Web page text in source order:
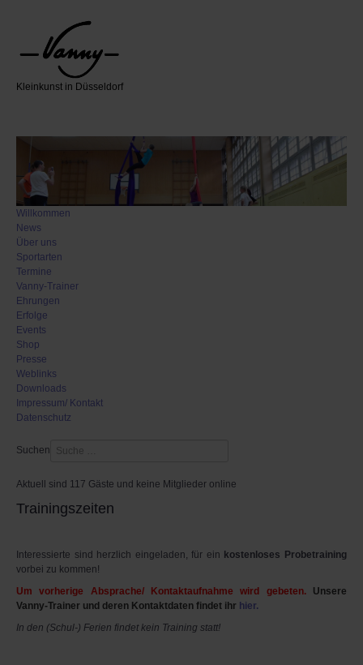
Kleinkunst in Düsseldorf
Willkommen
News
Über uns
Sportarten
Termine
Vanny-Trainer
Ehrungen
Erfolge
Events
Shop
Presse
Weblinks
Downloads
Impressum/ Kontakt
Datenschutz
Suchen
Aktuell sind 117 Gäste und keine Mitglieder online
Trainingszeiten
Interessierte sind herzlich eingeladen, für ein kostenloses Probetraining
vorbei zu kommen!
Um vorherige Absprache/ Kontaktaufnahme wird gebeten. Unsere
Vanny-Trainer und deren Kontaktdaten findet ihr hier.
In den (Schul-) Ferien findet kein Training statt!